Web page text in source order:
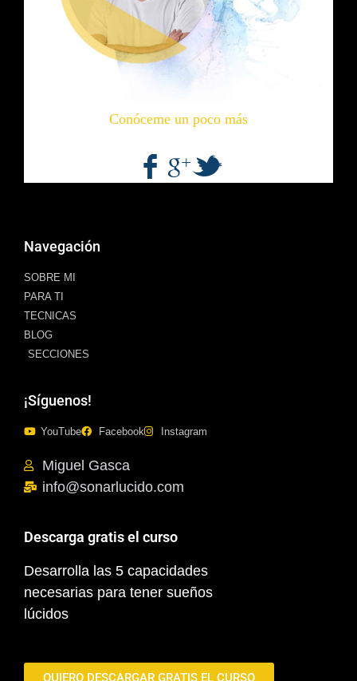
Conóceme un poco más
Navegación
SOBRE MI
PARA TI
TECNICAS
BLOG
SECCIONES
¡Síguenos!
YouTube Facebook Instagram
Miguel Gasca
info@sonarlucido.com
Descarga gratis el curso
Desarrolla las 5 capacidades
necesarias para tener sueños
lúcidos
QUIERO DESCARGAR GRATIS EL CURSO